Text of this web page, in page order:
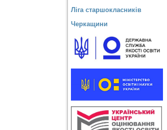
Ліга старшокласників
Черкащини